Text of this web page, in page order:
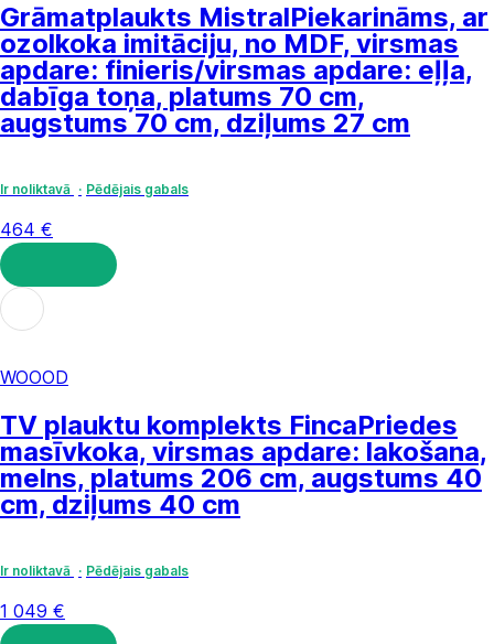
Grāmatplaukts MistralPiekarināms, ar
ozolkoka imitāciju, no MDF, virsmas
apdare: finieris/virsmas apdare: eļļa,
dabīga toņa, platums 70 cm,
augstums 70 cm, dziļums 27 cm
Ir noliktavā Pēdējais gabals
464 €
LIKT GROZĀ
WOOOD
TV plauktu komplekts FincaPriedes
masīvkoka, virsmas apdare: lakošana,
melns, platums 206 cm, augstums 40
cm, dziļums 40 cm
Ir noliktavā Pēdējais gabals
1 049 €